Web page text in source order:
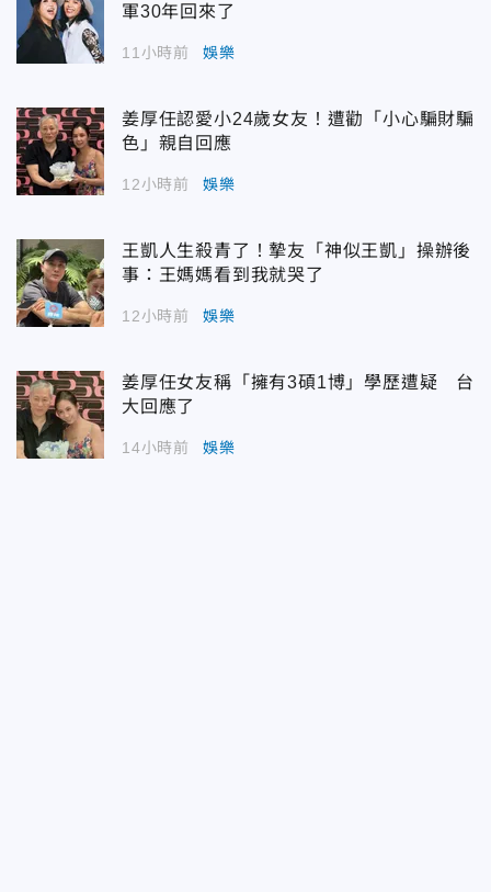
軍30年回來了
11小時前 娛樂
姜厚任認愛小24歲女友！遭勸「小心騙財騙
色」親自回應
12小時前 娛樂
王凱人生殺青了！摯友「神似王凱」操辦後
事：王媽媽看到我就哭了
12小時前 娛樂
姜厚任女友稱「擁有3碩1博」學歷遭疑 台
大回應了
14小時前 娛樂